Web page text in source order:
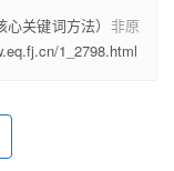
关键词方法） 非原
1_2798.html